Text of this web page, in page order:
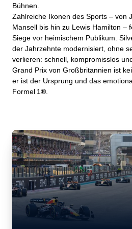
Bühnen.
Zahlreiche Ikonen des Sports – von
Mansell bis hin zu Lewis Hamilton –
Siege vor heimischem Publikum.
der Jahrzehnte modernisiert, ohne
verlieren: schnell, kompromisslos
Grand Prix von Großbritannien ist
er ist der Ursprung und das
Formel 1®.